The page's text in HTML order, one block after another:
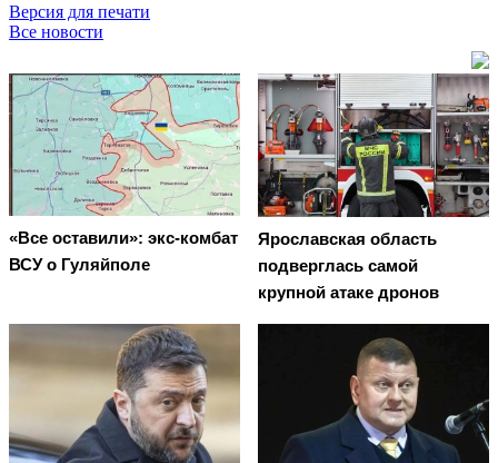
Версия для печати
Все новости
«Все оставили»: экс-комбат
ВСУ о Гуляйполе
Ярославская область
подверглась самой
крупной атаке дронов